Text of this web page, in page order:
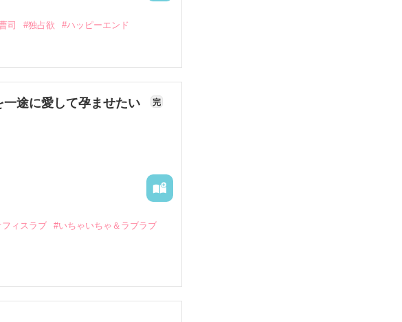
司 #独占欲 #ハッピーエンド
途に愛して孕ませたい 完
フィスラブ
#いちゃいちゃ＆ラブラブ
彼の正体は、とある財閥御曹司に